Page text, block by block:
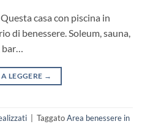
casa con piscina in
di benessere. Soleum, sauna,
bar…
LEGGERE →
TaggatoArea benessere in